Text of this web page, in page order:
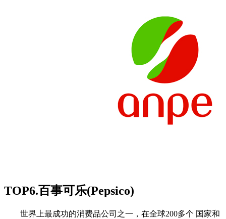
TOP6.百事可乐(Pepsico)
世界上最成功的消费品公司之一，在全球200多个 国家和